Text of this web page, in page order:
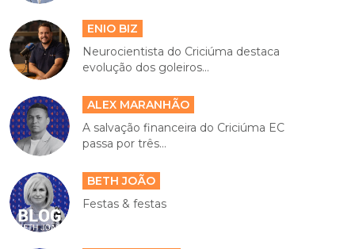
ENIO BIZ
Neurocientista do Criciúma destaca
evolução dos goleiros...
ALEX MARANHÃO
A salvação financeira do Criciúma EC
passa por três...
BETH JOÃO
Festas & festas